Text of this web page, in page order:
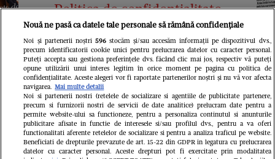
Politica de confidențialitate
Abonamente
Contact
Pariază responsabil! Decizia ONJN nr.
821/25.09.2025.
Nouă ne pasă ca datele tale personale să rămână confidențiale
Noi și partenerii noștri 596stocăm și/sau accesăm informații pe dispozitivul dvs.,
precum identificatorii cookie unici pentru prelucrarea datelor cu caracter personal.
Puteți accepta sau gestiona preferințele dvs. făcând clic mai jos, respectiv vă puteți
opune utilizării unui interes legitim în orice moment pe pagina cu politica de
confidențialitate. Aceste alegeri vor fi raportate partenerilor noștri și nu vă vor afecta
navigarea. Mai multe detalii
Noi si partenerii nostri (retelele de socializare si agentiile de publicitate partenere,
precum si furnizorii nostri de servicii de date analitice) prelucram date pentru a
permite website-ului sa functioneze, pentru a personaliza continutul si anunturile
publicitare afisate in functie de interesele si/sau profilul dvs., pentru a va oferi
functionalitati aferente retelelor de socializare si pentru a analiza traficul pe website.
Beneficiati de drepturile prevazute de art. 15-22 din GDPR in legatura cu prelucrarea
datelor cu caracter personal. Aceste drepturi pot fi exercitate prin modalitatea